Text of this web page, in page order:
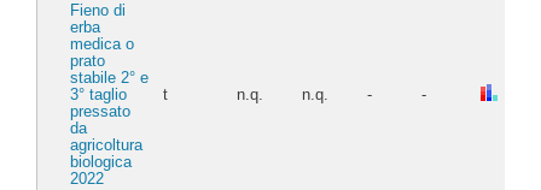
Fieno di
erba
medica o
prato
stabile 2° e
3° taglio
pressato
da
agricoltura
biologica
2022
t n.q. n.q. - -